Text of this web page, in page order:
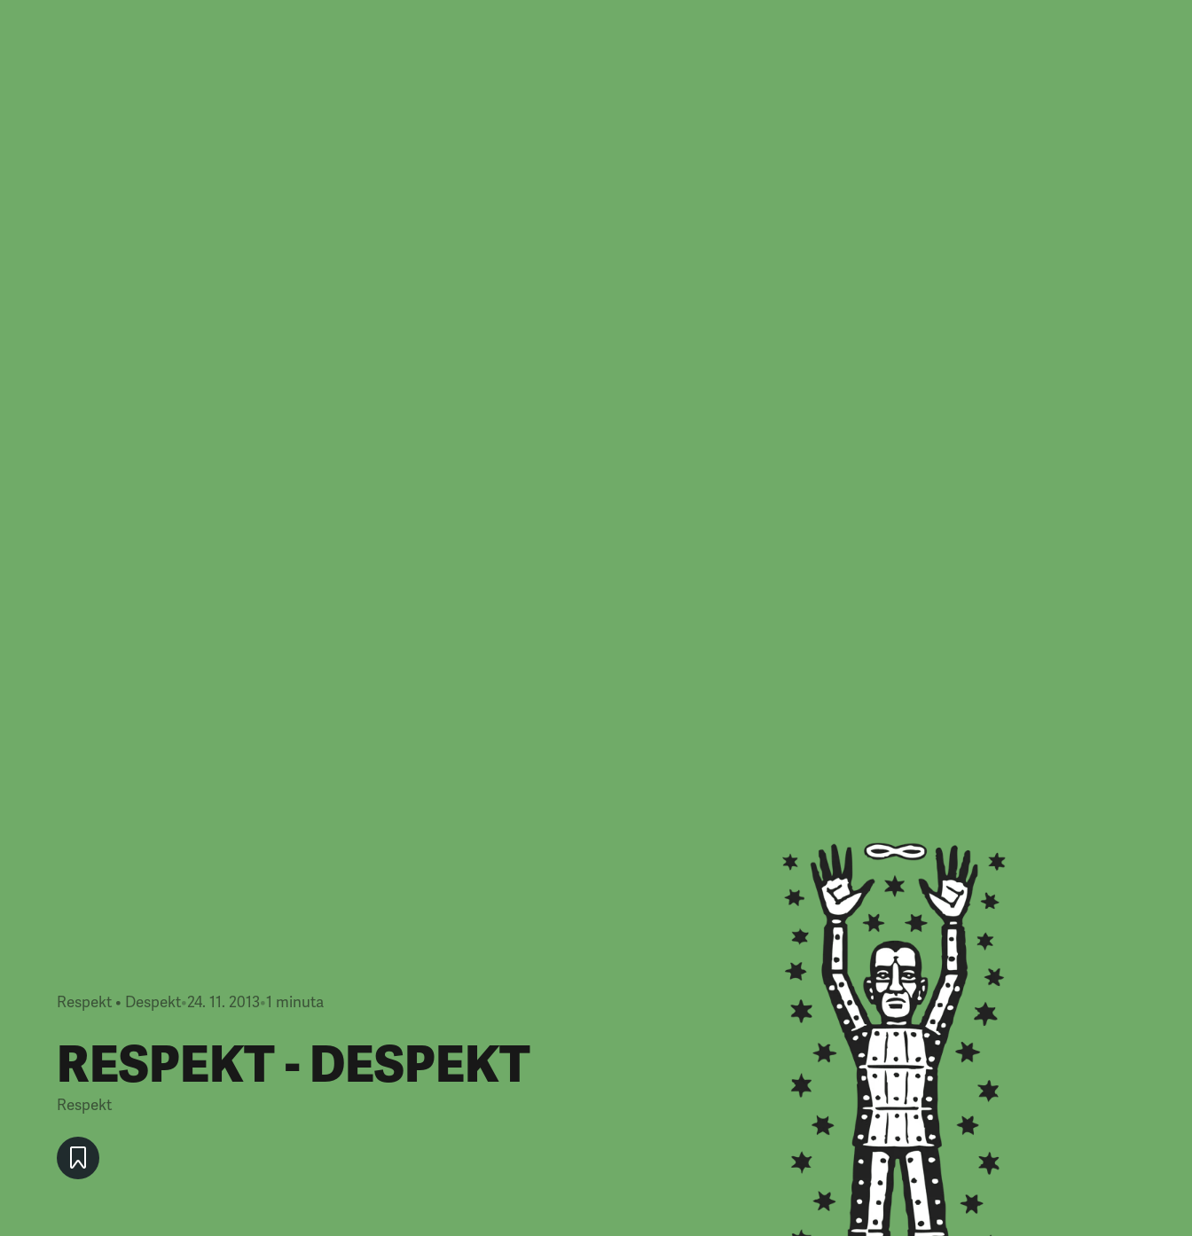
Respekt • Despekt•24. 11. 2013•1 minuta
RESPEKT - DESPEKT
Respekt